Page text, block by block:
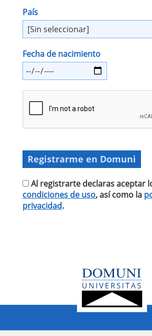
País
Fecha de nacimiento
Al registrarte declaras aceptar
condiciones de uso, así como la
privacidad.